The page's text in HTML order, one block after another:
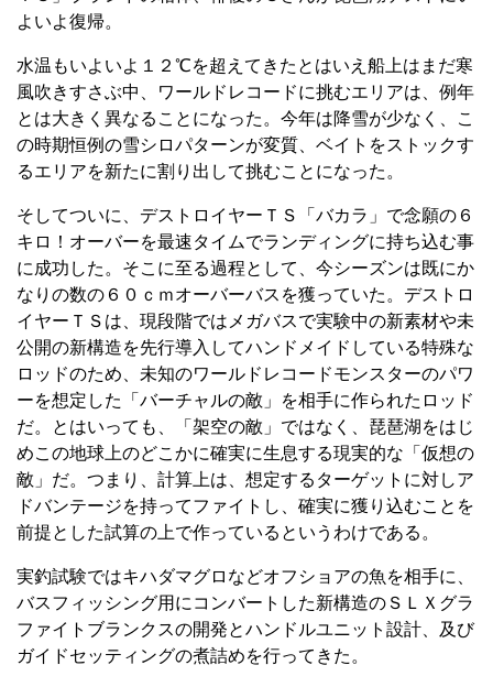
よいよ復帰。
水温もいよいよ１２℃を超えてきたとはいえ船上はまだ寒
風吹きすさぶ中、ワールドレコードに挑むエリアは、例年
とは大きく異なることになった。今年は降雪が少なく、こ
の時期恒例の雪シロパターンが変質、ベイトをストックす
るエリアを新たに割り出して挑むことになった。
そしてついに、デストロイヤーＴＳ「バカラ」で念願の６
キロ！オーバーを最速タイムでランディングに持ち込む事
に成功した。そこに至る過程として、今シーズンは既にか
なりの数の６０ｃｍオーバーバスを獲っていた。デストロ
イヤーＴＳは、現段階ではメガバスで実験中の新素材や未
公開の新構造を先行導入してハンドメイドしている特殊な
ロッドのため、未知のワールドレコードモンスターのパワ
ーを想定した「バーチャルの敵」を相手に作られたロッド
だ。とはいっても、「架空の敵」ではなく、琵琶湖をはじ
めこの地球上のどこかに確実に生息する現実的な「仮想の
敵」だ。つまり、計算上は、想定するターゲットに対しア
ドバンテージを持ってファイトし、確実に獲り込むことを
前提とした試算の上で作っているというわけである。
実釣試験ではキハダマグロなどオフショアの魚を相手に、
バスフィッシング用にコンバートした新構造のＳＬＸグラ
ファイトブランクスの開発とハンドルユニット設計、及び
ガイドセッティングの煮詰めを行ってきた。